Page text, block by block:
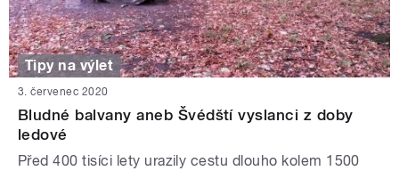
Tipy na výlet
3. červenec 2020
Bludné balvany aneb Švédští vyslanci z doby
ledové
Před 400 tisíci lety urazily cestu dlouho kolem 1500